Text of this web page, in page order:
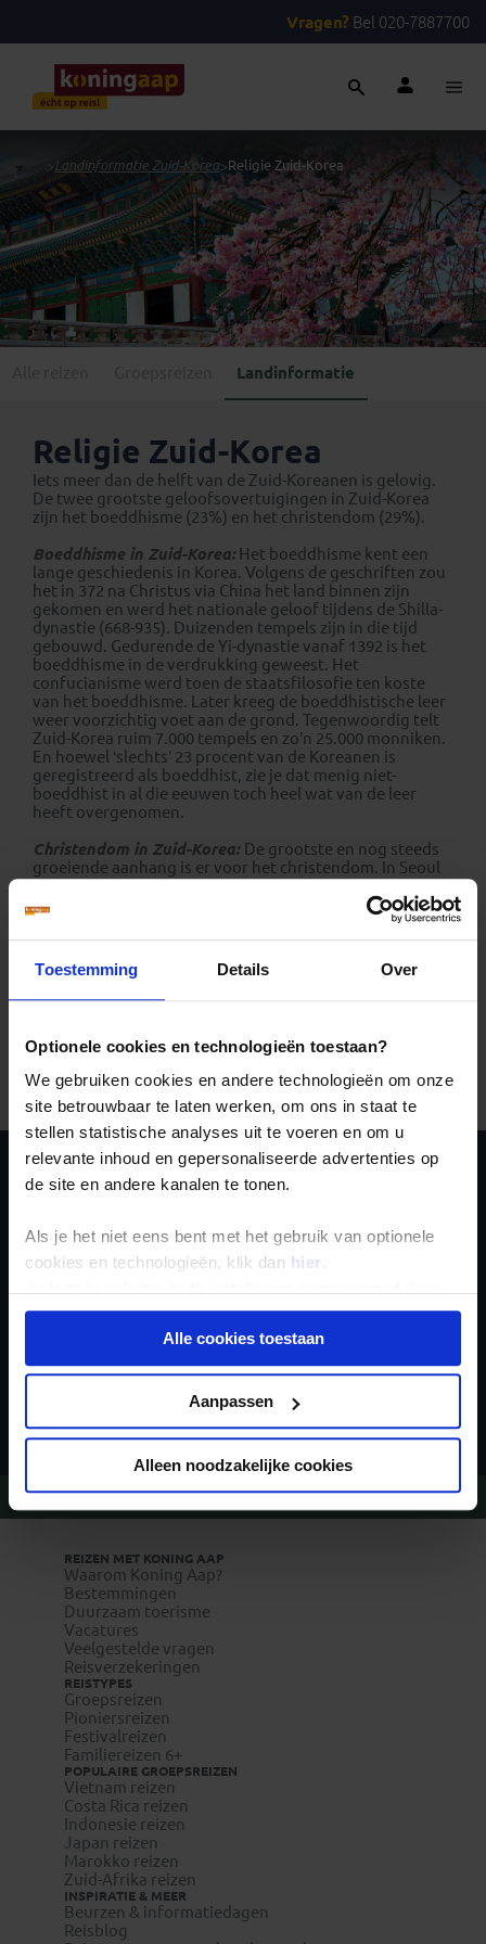
Toestemming Details Over
Optionele cookies en technologieën toestaan?
We gebruiken cookies en andere technologieën om onze
site betrouwbaar te laten werken, om ons in staat te
stellen statistische analyses uit te voeren en om u
relevante inhoud en gepersonaliseerde advertenties op
de site en andere kanalen te tonen.
Als je het niet eens bent met het gebruik van optionele
cookies en technologieën, klik dan hier .
onder aan de pagina op elk gewenst moment voor de
toekomst wijzigen.Alle cookies toestaan
Aanpassen
Alleen noodzakelijke cookies
Vragen? Bel 020-7887700
> Landinformatie Zuid-Korea>Religie Zuid-Korea
Landinformatie
Religie Zuid-Korea
Iets meer dan de helft van de Zuid-Koreanen is gelovig.
De twee grootste geloofsovertuigingen in Zuid-Korea
zijn het boeddhisme (23%) en het christendom (29%).
Boeddhisme in Zuid-Korea:Het boeddhisme kent een
lange geschiedenis in Korea. Volgens de geschriften zou
het in 372 na Christus via China het land binnen zijn
gekomen en werd het nationale geloof tijdens de Shilla-
dynastie (668-935). Duizenden tempels zijn in die tijd
gebouwd. Gedurende de Yi-dynastie vanaf 1392 is het
boeddhisme in de verdrukking geweest. Het
confucianisme werd toen de staatsfilosofie ten koste
van het boeddhisme. Later kreeg de boeddhistische leer
weer voorzichtig voet aan de grond. Tegenwoordig telt
Zuid-Korea ruim 7.000 tempels en zo’n 25.000 monniken.
En hoewel ‘slechts’ 23 procent van de Koreanen is
geregistreerd als boeddhist, zie je dat menig niet-
boeddhist in al die eeuwen toch heel wat van de leer
heeft overgenomen.
Christendom in Zuid-Korea: De grootste en nog steeds
groeiende aanhang is er voor het christendom. In Seoul
alleen al lichten elke avond vele honderden rode
neonkruisjes op die op de nok van kerkgebouwen zijn
geplaatst. Het katholieke geloof kreeg voor het eerst
echt voet aan de grond in achttiende eeuw toen een
Koreaanse leerling bekeerd en wel terugkeerde uit China
en de eerste kerk stichtte. Maar hij kreeg niet veel
aanhangers. De protestanten probeerden het een eeuw
protestanten, kwam na de Japanse bezetting (1910-
1945). Tegenwoordig telt Zuid-Korea bijna 14 miljoen
christenen.
Schrijf je in voor de
nieuwsbrief
Inschrijven
Vragen?Bel 020-7887700
REIZEN MET KONING AAP
Waarom Koning Aap?
Bestemmingen
Duurzaam toerisme
Vacatures
Veelgestelde vragen
Reisverzekeringen
REISTYPES
Groepsreizen
Pioniersreizen
Festivalreizen
Familiereizen 6+
POPULAIRE GROEPSREIZEN
Vietnam reizen
Costa Rica reizen
Indonesie reizen
Japan reizen
Marokko reizen
Zuid-Afrika reizen
INSPIRATIE & MEER
Beurzen & informatiedagen
Reisblog